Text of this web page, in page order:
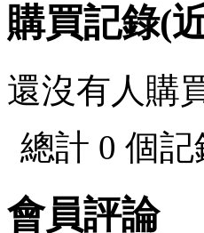
購買記錄(
還沒有人購
總計 0 個
會員評論